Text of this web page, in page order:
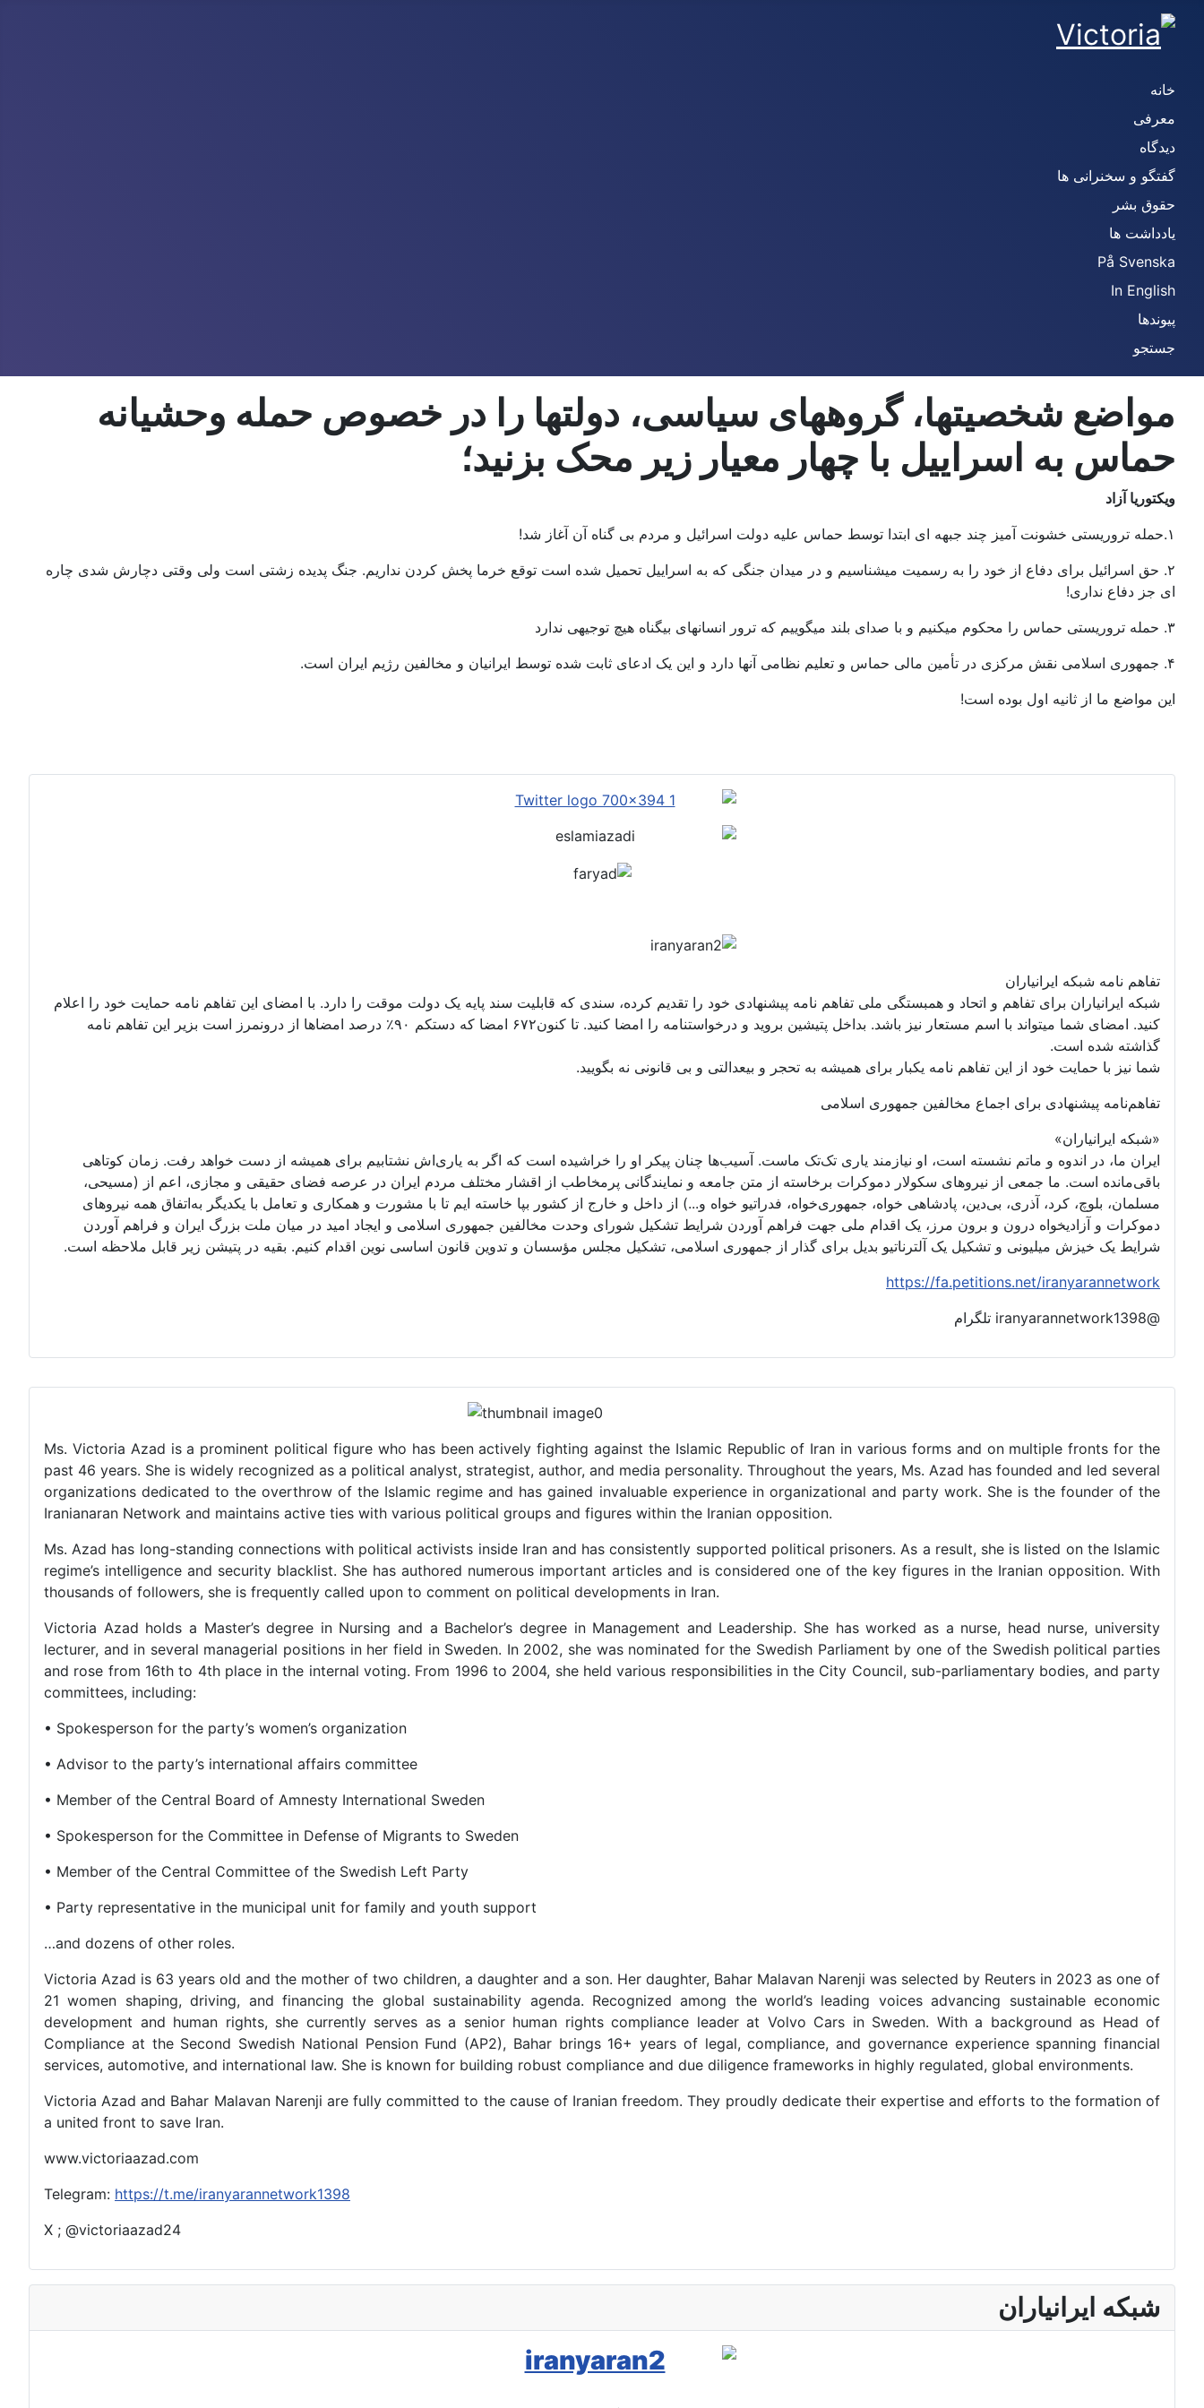
خانه
معرفی
دیدگاه
گفتگو و سخنرانی ها
حقوق بشر
یادداشت ها
På Svenska
In English
پیوندها
جستجو
Ms. Victoria Azad is a prominent political figure who has been actively fighting against the Islamic Republic of Iran in various forms and on multiple fronts for the
past 46 years. She is widely recognized as a political analyst, strategist, author, and media personality. Throughout the years, Ms. Azad has founded and led several
organizations dedicated to the overthrow of the Islamic regime and has gained invaluable experience in organizational and party work. She is the founder of the
Iranianaran Network and maintains active ties with various political groups and figures within the Iranian opposition.
Ms. Azad has long-standing connections with political activists inside Iran and has consistently supported political prisoners. As a result, she is listed on the Islamic
regime’s intelligence and security blacklist. She has authored numerous important articles and is considered one of the key figures in the Iranian opposition. With
thousands of followers, she is frequently called upon to comment on political developments in Iran.
Victoria Azad holds a Master’s degree in Nursing and a Bachelor’s degree in Management and Leadership. She has worked as a nurse, head nurse, university
lecturer, and in several managerial positions in her field in Sweden. In 2002, she was nominated for the Swedish Parliament by one of the Swedish political parties
and rose from 16th to 4th place in the internal voting. From 1996 to 2004, she held various responsibilities in the City Council, sub-parliamentary bodies, and party
committees, including:
• Spokesperson for the party’s women’s organization
• Advisor to the party’s international affairs committee
• Member of the Central Board of Amnesty International Sweden
• Spokesperson for the Committee in Defense of Migrants to Sweden
• Member of the Central Committee of the Swedish Left Party
• Party representative in the municipal unit for family and youth support
…and dozens of other roles.
Victoria Azad is 63 years old and the mother of two children, a daughter and a son. Her daughter, Bahar Malavan Narenji was selected by Reuters in 2023 as one of
21 women shaping, driving, and financing the global sustainability agenda. Recognized among the world’s leading voices advancing sustainable economic
development and human rights, she currently serves as a senior human rights compliance leader at Volvo Cars in Sweden. With a background as Head of
Compliance at the Second Swedish National Pension Fund (AP2), Bahar brings 16+ years of legal, compliance, and governance experience spanning financial
services, automotive, and international law. She is known for building robust compliance and due diligence frameworks in highly regulated, global environments.
Victoria Azad and Bahar Malavan Narenji are fully committed to the cause of Iranian freedom. They proudly dedicate their expertise and efforts to the formation of
a united front to save Iran.
www.victoriaazad.com
Telegram: https://t.me/iranyarannetwork1398
X ; @victoriaazad24
شبکه ایرانیاران
مواضع شخصیتها، گروههای سیاسی، دولتها را در خصوص حمله وحشیانه
حماس به اسراییل با چهار معیار زیر محک بزنید؛
‏ویکتوریا آزاد
۱.حمله تروریستی خشونت آمیز چند جبهه ای ابتدا توسط حماس علیه دولت اسرائیل و مردم بی گناه آن آغاز شد!
‏۲. حق اسرائیل برای دفاع از خود را به رسمیت میشناسیم و در میدان جنگی که به اسراییل تحمیل شده است توقع خرما پخش کردن نداریم. جنگ پدیده زشتی است ولی وقتی دچارش شدی چاره
ای جز دفاع نداری!
‏این مواضع ما از ثانیه اول بوده است!
تفاهم نامه شبکه ایرانیاران
شبکه ایرانیاران برای تفاهم و اتحاد و همبستگی ملی تفاهم نامه پیشنهادی خود را تقدیم کرده، سندی که قابلیت سند پایه یک دولت موقت را دارد. با امضای این تفاهم نامه حمایت خود را اعلام
کنید. امضای شما میتواند با اسم مستعار نیز باشد. بداخل پتیشین بروید و درخواستنامه را امضا کنید. تا کنون۶۷۲ امضا که دستکم ۹۰٪ درصد امضاها از درونمرز است بزیر این تفاهم نامه
گذاشته شده است.
شما نیز با حمایت خود از این تفاهم نامه یکبار برای همیشه به تحجر و بیعدالتی و بی قانونی نه بگویید.
تفاهم‌نامه پیشنهادی برای اجماع مخالفین جمهوری اسلامی
«شبکه ایرانیاران»
ایران ما، در اندوه و ماتم نشسته است، او نیازمند یاری تک‌تک ماست. آسیب‌ها چنان پیکر او را خراشیده است که اگر به یاری‌اش نشتابیم برای همیشه از دست خواهد رفت. زمان کوتاهی
باقی‌مانده است. ما جمعی از نیروهای سکولار دموکرات برخاسته از متن جامعه و نمایندگانی پرمخاطب از اقشار مختلف مردم ایران در عرصه فضای حقیقی و مجازی، اعم از (مسیحی،
مسلمان، بلوچ، کرد، آذری، بی‌دین، پادشاهی خواه، جمهوری‌خواه، فدراتیو خواه و...) از داخل و خارج از کشور بپا خاسته ایم تا با مشورت و همکاری و تعامل با یکدیگر به‌اتفاق همه نیروهای
دموکرات و آزادیخواه درون و برون مرز، یک اقدام ملی جهت فراهم آوردن شرایط تشکیل شورای وحدت مخالفین جمهوری اسلامی و ایجاد امید در میان ملت بزرگ ایران و فراهم آوردن
شرایط یک خیزش میلیونی و تشکیل یک آلترناتیو بدیل برای گذار از جمهوری اسلامی، تشکیل مجلس مؤسسان و تدوین قانون اساسی نوین اقدام کنیم. بقیه در پتیشن زیر قابل ملاحظه است.
https://fa.petitions.net/iranyarannetwork
@iranyarannetwork1398 تلگرام